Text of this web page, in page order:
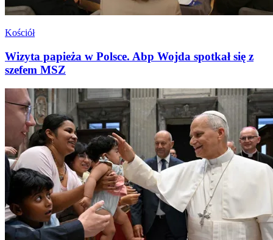
Kościół
Wizyta papieża w Polsce. Abp Wojda spotkał się z
szefem MSZ